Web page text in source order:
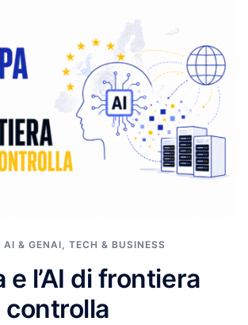
AI & GENAI TECH & BUSINESS
e l’AI di frontiera